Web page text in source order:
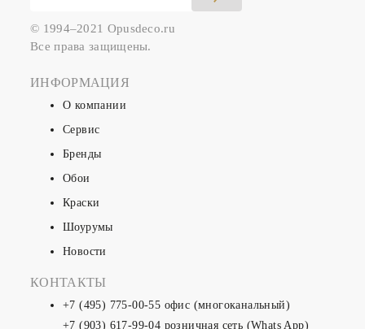
© 1994–2021 Opusdeco.ru
Все права защищены.
ИНФОРМАЦИЯ
О компании
Сервис
Бренды
Обои
Краски
Шоурумы
Новости
КОНТАКТЫ
+7 (495) 775-00-55 офис (многоканальный)
+7 (903) 617-99-04 розничная сеть (Whats App)